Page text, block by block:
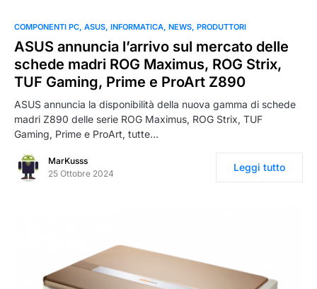
COMPONENTI PC ASUS INFORMATICA NEWS PRODUTTORI
ASUS annuncia l’arrivo sul mercato delle
schede madri ROG Maximus, ROG Strix,
TUF Gaming, Prime e ProArt Z890
ASUS annuncia la disponibilità della nuova gamma di schede
madri Z890 delle serie ROG Maximus, ROG Strix, TUF
Gaming, Prime e ProArt, tutte…
MarKusss
25 Ottobre 2024
Leggi tutto